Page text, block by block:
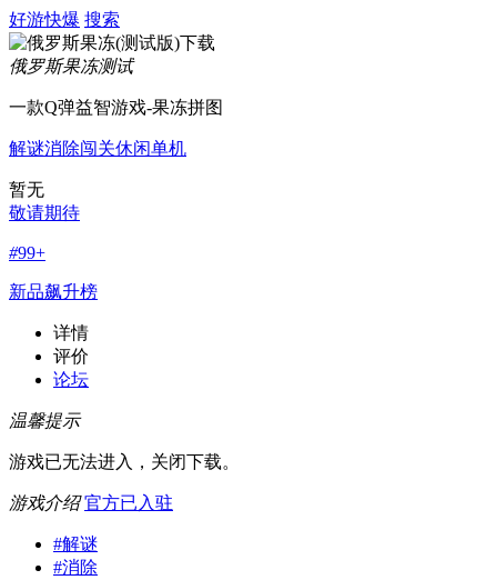
好游快爆 搜索
俄罗斯果冻测试
一款Q弹益智游戏-果冻拼图
解谜消除闯关休闲单机
暂无
敬请期待
#99+
新品飙升榜
详情
评价
论坛
温馨提示
游戏已无法进入，关闭下载。
游戏介绍 官方已入驻
#解谜
#消除